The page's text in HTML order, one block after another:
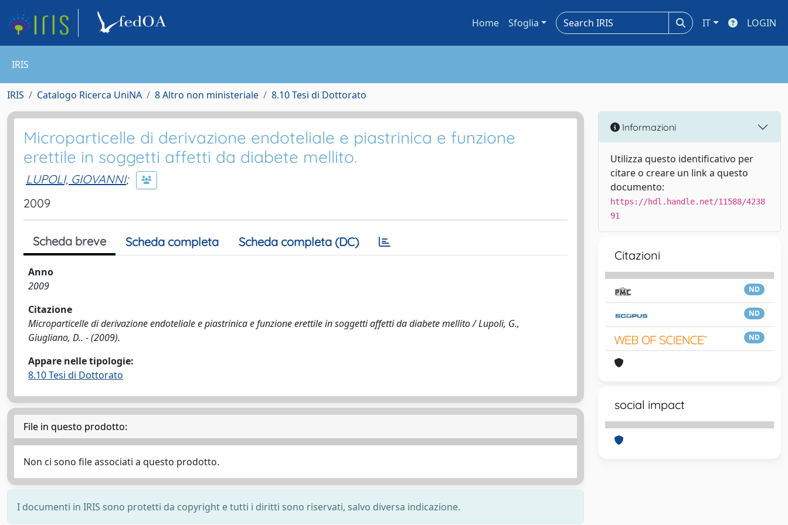
Home Sfoglia IT LOGIN
IRIS
IRIS Catalogo Ricerca UniNA 8 Altro non ministeriale 8.10 Tesi di Dottorato
Microparticelle di derivazione endoteliale e piastrinica e funzione
erettile in soggetti affetti da diabete mellito.
LUPOLI, GIOVANNI;
2009
Scheda breve Scheda completa Scheda completa (DC)
Anno
2009
Citazione
Microparticelle di derivazione endoteliale e piastrinica e funzione erettile in soggetti affetti da diabete mellito / Lupoli, G.,
Giugliano, D.. - (2009).
Appare nelle tipologie:
8.10 Tesi di Dottorato
File in questo prodotto:
Non ci sono file associati a questo prodotto.
I documenti in IRIS sono protetti da copyright e tutti i diritti sono riservati, salvo diversa indicazione.
Informazioni
Utilizza questo identificativo per
citare o creare un link a questo
documento:
https://hdl.handle.net/11588/4238
91
Citazioni
ND
ND
ND
social impact